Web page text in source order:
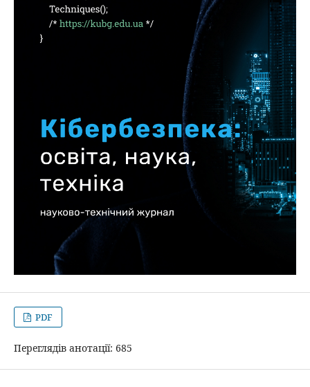
PDF
Переглядів анотації: 685